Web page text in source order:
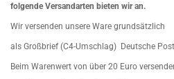
folgende Versandarten bieten wir an.
Wir versenden unsere Ware grundsätzlich
als Großbrief (C4-Umschlag) Deutsche
Beim Warenwert von über 20 Euro